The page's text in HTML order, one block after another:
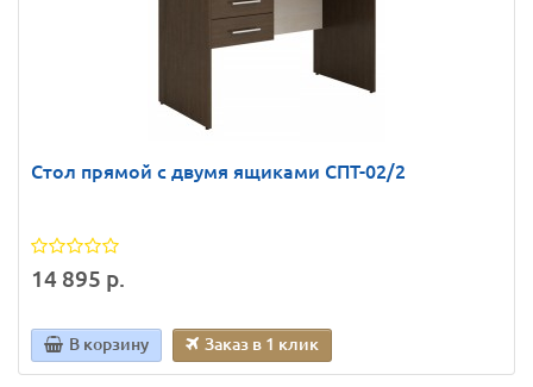
Стол прямой с двумя ящиками СПТ-02/2
14 895 р.
В корзину Заказ в 1 клик